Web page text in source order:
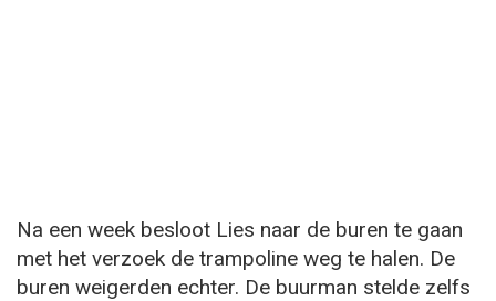
Na een week besloot Lies naar de buren te gaan
met het verzoek de trampoline weg te halen. De
buren weigerden echter. De buurman stelde zelfs